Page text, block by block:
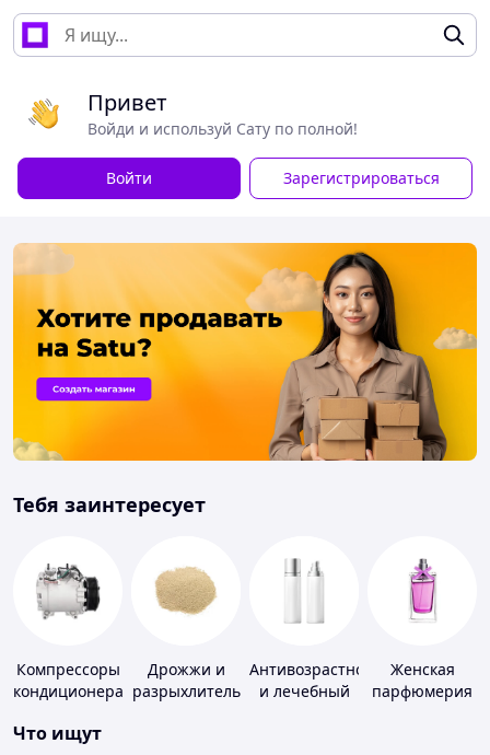
Привет
Войди и используй Сату по полной!
Войти Зарегистрироваться
Тебя заинтересует
Компрессоры
кондиционера
Дрожжи и
разрыхлитель
Антивозрастной
и лечебный
Женская
парфюмерия
Что ищут